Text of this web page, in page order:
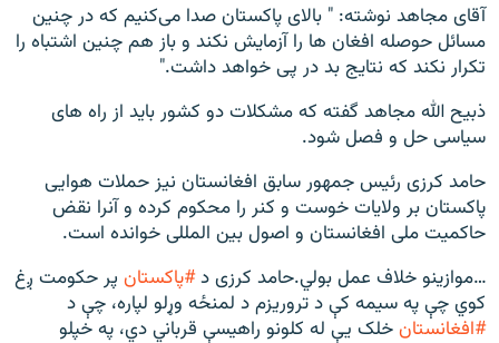
آقای مجاهد نوشته: " بالای پاکستان صدا می‌کنیم که در چنین
مسائل حوصله افغان ها را آزمایش نکند و باز هم چنین اشتباه را
تکرار نکند که نتایج بد در پی خواهد داشت."
ذبیح الله مجاهد گفته که مشکلات دو کشور باید از راه های
سیاسی حل و فصل شود.
حامد کرزی رئیس جمهور سابق افغانستان نیز حملات هوایی
پاکستان بر ولایات خوست و کنر را محکوم کرده و آنرا نقض
حاکمیت ملی افغانستان و اصول بین المللی خوانده است.
…موازینو خلاف عمل بولي.حامد کرزی د#پاکستان پر حکومت ږغ
کوي چې په سیمه کې د تروریزم د لمنځه وړلو لپاره، چې د
#افغانستانخلک یې له کلونو راهیسې قرباني دي، په خپلو